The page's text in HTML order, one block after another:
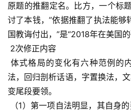
原题的推翻定名。比方，一个标
讨了本钱，”依据推翻了执法能够
国教诲付出，”是“2018年在美国
2次修正内容
体式格局的变化有六种范例的内容，每一个段是第一自
法，回归剖析话语，字置换法，
变尾段要领。